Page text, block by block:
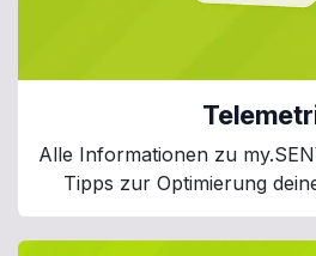
Alle Informationen zu
Tipps zur Optimierung